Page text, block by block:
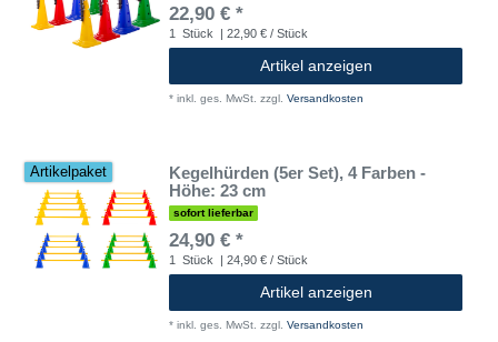
22,90 € *
1 Stück | 22,90 € / Stück
Artikel anzeigen
* inkl. ges. MwSt. zzgl. Versandkosten
Artikelpaket
Kegelhürden (5er Set), 4 Farben -
Höhe: 23 cm
sofort lieferbar
24,90 € *
1 Stück | 24,90 € / Stück
Artikel anzeigen
* inkl. ges. MwSt. zzgl. Versandkosten